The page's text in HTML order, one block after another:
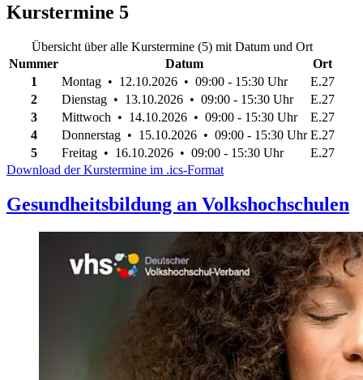
Kurstermine 5
Übersicht über alle Kurstermine (5) mit Datum und Ort
Nummer
Datum
Ort
1
Montag • 12.10.2026 • 09:00 - 15:30 Uhr
E.27
2
Dienstag • 13.10.2026 • 09:00 - 15:30 Uhr
E.27
3
Mittwoch • 14.10.2026 • 09:00 - 15:30 Uhr
E.27
4
Donnerstag • 15.10.2026 • 09:00 - 15:30 Uhr E.27
5
Freitag • 16.10.2026 • 09:00 - 15:30 Uhr
E.27
Download der Kurstermine im .ics-Format
Gesundheitsbildung an Volkshochschulen